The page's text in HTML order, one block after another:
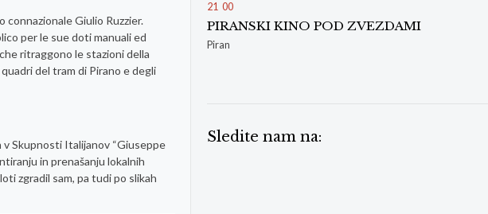
Giulio Ruzzier.
per le sue doti manuali ed
ritraggono le stazioni della
del tram di Pirano e degli
Skupnosti Italijanov “Giuseppe
in prenašanju lokalnih
zgradil sam, pa tudi po slikah
21 00
PIRANSKI KINO POD ZVEZDAMI
Piran
Sledite nam na: